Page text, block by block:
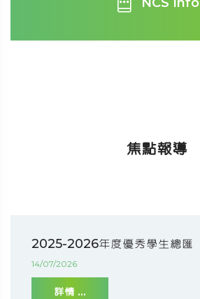
焦點報導
2025-2026年度優秀學生總匯
14/07/2026
詳情 ...